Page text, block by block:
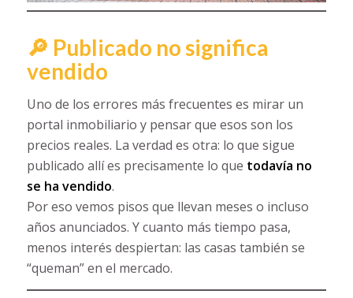
🔎 Publicado no significa
vendido
Uno de los errores más frecuentes es mirar un
portal inmobiliario y pensar que esos son los
precios reales. La verdad es otra: lo que sigue
publicado allí es precisamente lo que todavía no
se ha vendido.
Por eso vemos pisos que llevan meses o incluso
años anunciados. Y cuanto más tiempo pasa,
menos interés despiertan: las casas también se
“queman” en el mercado.